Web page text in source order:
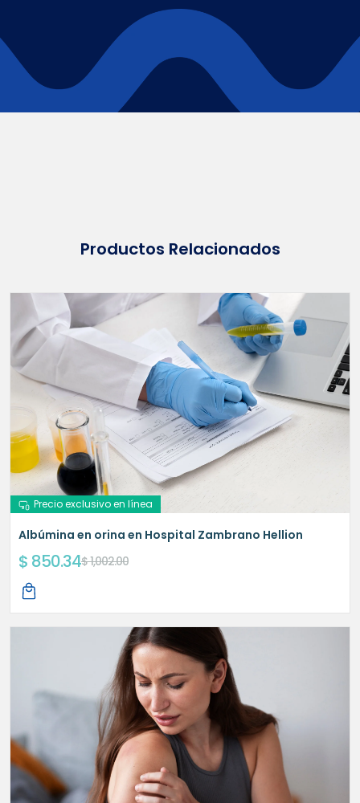
Productos Relacionados
Precio exclusivo en línea
Albúmina en orina en Hospital Zambrano Hellion
$ 850.34$ 1,002.00